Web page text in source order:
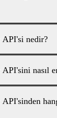
API'si nedir?
nasıl
API'sinden